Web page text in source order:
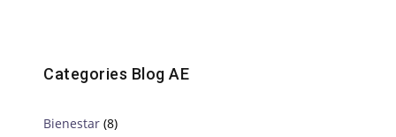
Categories Blog AE
Bienestar (8)